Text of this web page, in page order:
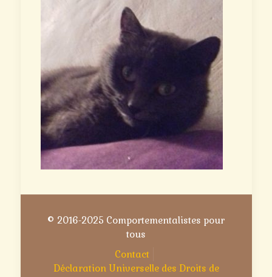
© 2016-2025 Comportementalistes pour
tous
Contact
Déclaration Universelle des Droits de